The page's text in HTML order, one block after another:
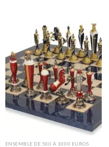
ENSEMBLE DE 500 À 1000 EUROS